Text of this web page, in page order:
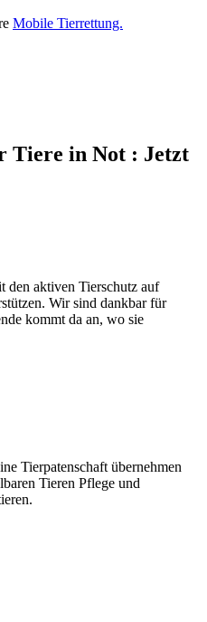
Mobile Tierrettung.
Tiere in Not : Jetzt
den aktiven Tierschutz auf
Wir sind dankbar für
kommt da an, wo sie
Tierpatenschaft übernehmen
Tieren Pflege und